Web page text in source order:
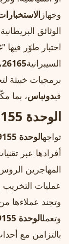
وجهاز
الوثائق
اختبار طوّر فيها "
السيبرانية26165
برمجيات خبيثة
فيدونباس، بما
الوحدة 29155
تواجهالوحدة 29155
أفرادها عبر
المهاجرين
عمليات التخريب
وتجند عملاءها
وتعملالوحدة 29155
بالتزامن مع